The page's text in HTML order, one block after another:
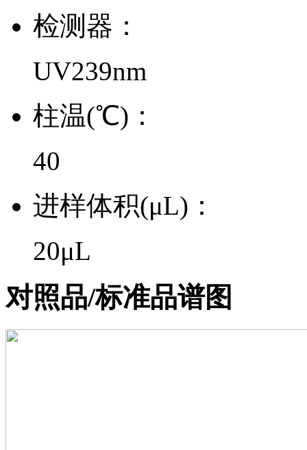
检测器：
UV239nm
柱温(℃)：
40
进样体积(μL)：
20μL
对照品/标准品谱图